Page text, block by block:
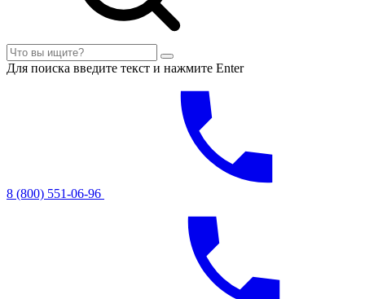
Для поиска введите текст и нажмите Enter
8 (800) 551-06-96